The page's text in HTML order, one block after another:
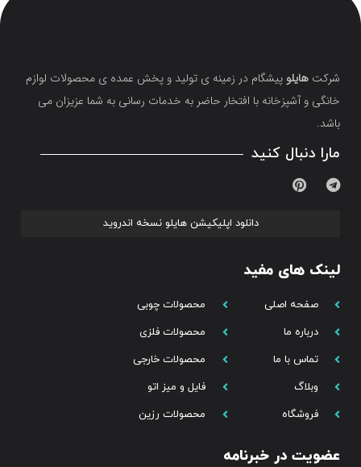
شرکت هایلو پیشگام در زمینه ی تولید و پخش عمده ی محصولات لوازم
خانگی و آشپزخانه با افتخار حاضر به خدمات رسانی به شما عزیزان می
باشد.
مارا دنبال کنید
دانلود اپلیکیشن هایلو نسخه اندروید
لینک های مفید
صفحه اصلی
درباره ما
تماس با ما
وبلاگ
فروشگاه
محصولات چوبی
محصولات فلزی
محصولات خارجی
فایل و میز اتو
محصولات رزین
عضویت در خبرنامه